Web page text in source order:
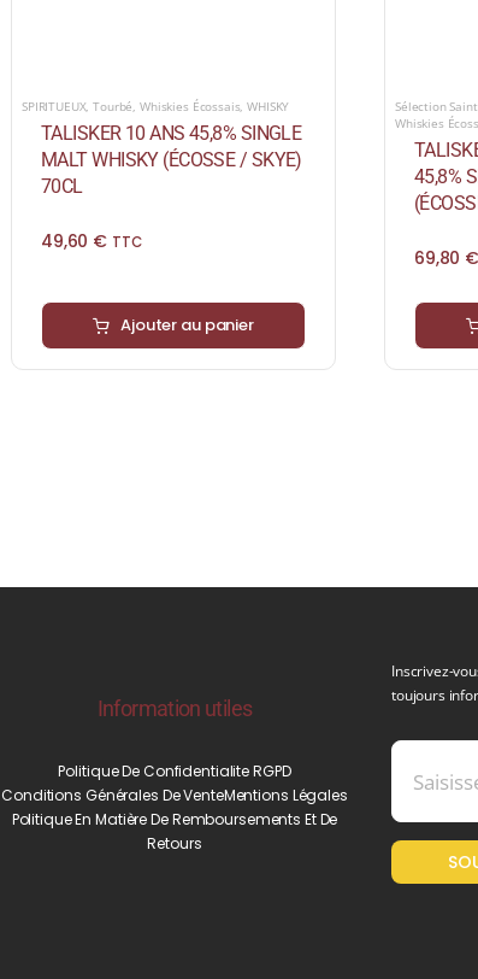
SPIRITUEUX ,Tourbé Whiskies Écossais ,WHISKY
TALISKER 10 ANS 45,8% SINGLE
MALT WHISKY (ÉCOSSE / SKYE)
70CL
49,60 € TTC
Ajouter au panier
Sélection
Whiskies
45,8%
69,80 €
Information utiles
Politique De Confidentialite RGPD
Conditions Générales De VenteMentions Légales
Politique En Matière De Remboursements Et De
Retours
Inscrivez-
toujours